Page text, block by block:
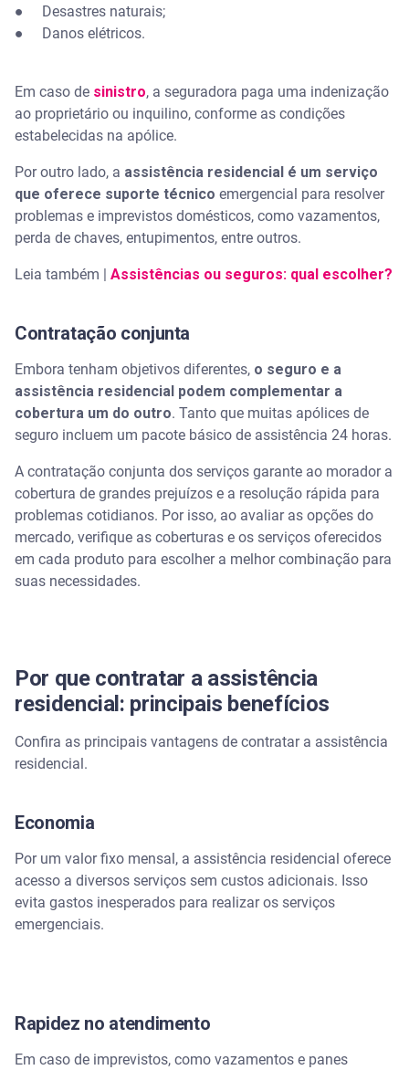
● Desastres naturais;
● Danos elétricos.
Em caso de sinistro, a seguradora paga uma indenização
ao proprietário ou inquilino, conforme as condições
estabelecidas na apólice.
Por outro lado, a assistência residencial é um serviço
que oferece suporte técnico emergencial para resolver
problemas e imprevistos domésticos, como vazamentos,
perda de chaves, entupimentos, entre outros.
Leia também | Assistências ou seguros: qual escolher?
Contratação conjunta
Embora tenham objetivos diferentes, o seguro e a
assistência residencial podem complementar a
cobertura um do outro. Tanto que muitas apólices de
seguro incluem um pacote básico de assistência 24 horas.
A contratação conjunta dos serviços garante ao morador a
cobertura de grandes prejuízos e a resolução rápida para
problemas cotidianos. Por isso, ao avaliar as opções do
mercado, verifique as coberturas e os serviços oferecidos
em cada produto para escolher a melhor combinação para
suas necessidades.
Por que contratar a assistência
residencial: principais benefícios
Confira as principais vantagens de contratar a assistência
residencial.
Economia
Por um valor fixo mensal, a assistência residencial oferece
acesso a diversos serviços sem custos adicionais. Isso
evita gastos inesperados para realizar os serviços
emergenciais.
Rapidez no atendimento
Em caso de imprevistos, como vazamentos e panes